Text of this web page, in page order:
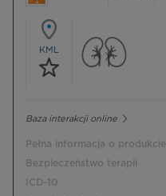
KML
Baza interakcji online
Pełna informacja o produkcie
Bezpieczeństwo terapii
ICD-10